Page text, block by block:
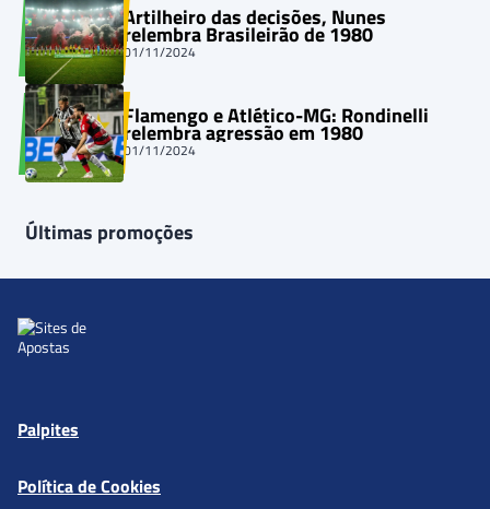
Artilheiro das decisões, Nunes
relembra Brasileirão de 1980
01/11/2024
Flamengo e Atlético-MG: Rondinelli
relembra agressão em 1980
01/11/2024
Últimas promoções
Palpites
Política de Cookies